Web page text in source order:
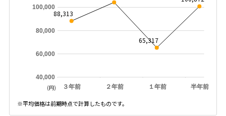
３年前 ２年前 １年前 半年前
40,000
60,000
80,000
100,000
88,313
65,317
(円)
※平均価格は前期時点で計算したものです。